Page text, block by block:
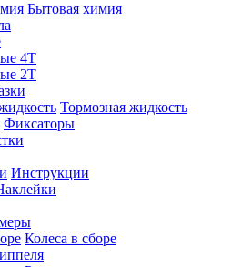
Бытовая химия
4Т
2Т
Тормозная жидкость
Фиксаторы
Инструкции
Колеса в сборе